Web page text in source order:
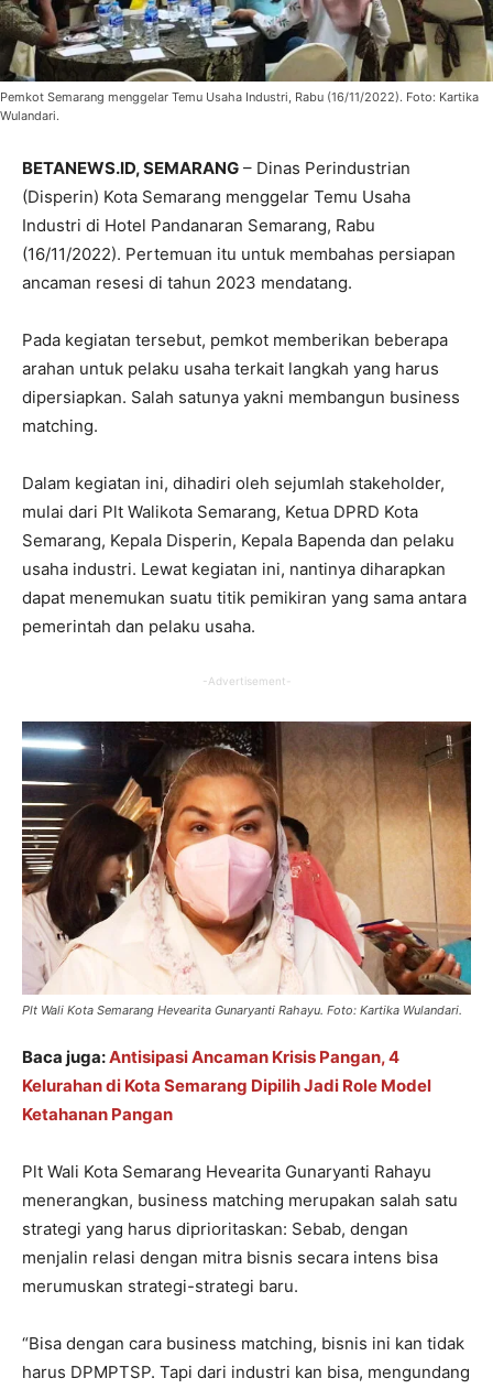
Pemkot Semarang menggelar Temu Usaha Industri, Rabu (16/11/2022). Foto: Kartika
Wulandari.
BETANEWS.ID, SEMARANG – Dinas Perindustrian
(Disperin) Kota Semarang menggelar Temu Usaha
Industri di Hotel Pandanaran Semarang, Rabu
(16/11/2022). Pertemuan itu untuk membahas persiapan
ancaman resesi di tahun 2023 mendatang.
Pada kegiatan tersebut, pemkot memberikan beberapa
arahan untuk pelaku usaha terkait langkah yang harus
dipersiapkan. Salah satunya yakni membangun business
matching.
Dalam kegiatan ini, dihadiri oleh sejumlah stakeholder,
mulai dari Plt Walikota Semarang, Ketua DPRD Kota
Semarang, Kepala Disperin, Kepala Bapenda dan pelaku
usaha industri. Lewat kegiatan ini, nantinya diharapkan
dapat menemukan suatu titik pemikiran yang sama antara
pemerintah dan pelaku usaha.
-Advertisement-
Plt Wali Kota Semarang Hevearita Gunaryanti Rahayu. Foto: Kartika Wulandari.
Baca juga:Antisipasi Ancaman Krisis Pangan, 4
Kelurahan di Kota Semarang Dipilih Jadi Role Model
Ketahanan Pangan
Plt Wali Kota Semarang Hevearita Gunaryanti Rahayu
menerangkan, business matching merupakan salah satu
strategi yang harus diprioritaskan: Sebab, dengan
menjalin relasi dengan mitra bisnis secara intens bisa
merumuskan strategi-strategi baru.
“Bisa dengan cara business matching, bisnis ini kan tidak
harus DPMPTSP. Tapi dari industri kan bisa, mengundang